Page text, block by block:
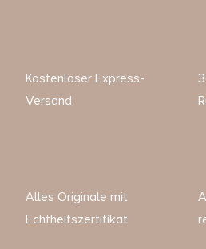
Kostenloser Express-
Versand
Alles Originale mit
Echtheitszertifikat